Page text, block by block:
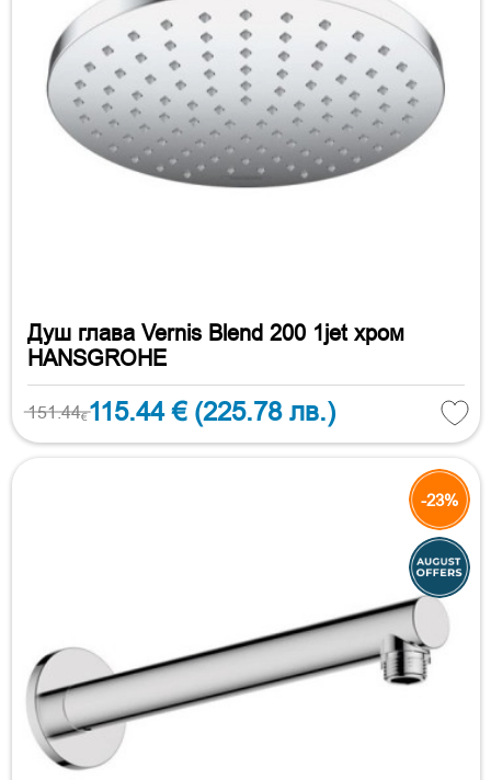
Душ глава Vernis Blend 200 1jet хром
HANSGROHE
151.44€115.44 € (225.78 лв.)
-23%